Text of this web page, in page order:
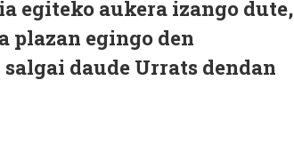
egiteko aukera izango dute,
plazan egingo den
daude Urrats dendan